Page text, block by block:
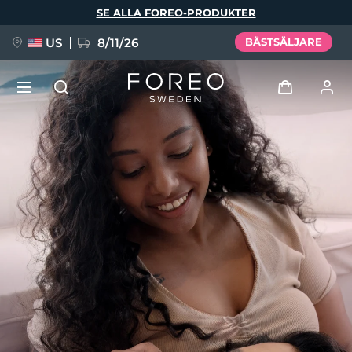
SE ALLA FOREO-PRODUKTER
US 8/11/26 BÄSTSÄLJARE
Logga in
Användarprofil
Mina enheter
Mina beställningar
Mina adresser
Mina prenumerationer
NYHET
FAQ™ Pure Beauty-Tech Elixir
BREAKING NEWS
issa™ Teeth Whitening Set
Språk
English Deutsch
Español
Français
Italiano
Português
Polski
Svenska
Русский
Türkçe
简体中文 繁體中文